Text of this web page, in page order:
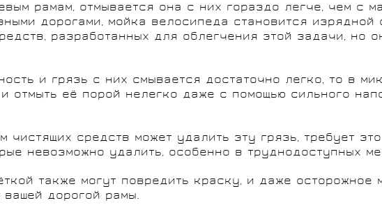
рамам, отмывается она с них гораздо легче, чем с
дорогами, мойка велосипеда становится изрядной
разработанных для облегчения этой задачи, но
и грязь с них смывается достаточно легко, то в
отмыть её порой нелегко даже с помощью сильного
чистящих средств может удалить эту грязь, требует
невозможно удалить, особенно в труднодоступных
также могут повредить краску, и даже осторожное
дорогой рамы.